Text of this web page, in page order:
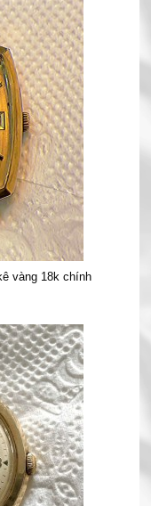
vàng 18k chính